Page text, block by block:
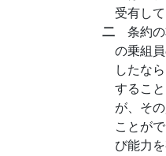
受有して
二 条約
の乗組
したな
するこ
が、そ
ことが
び能力